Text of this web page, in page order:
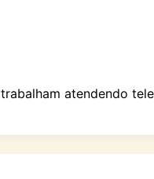
atendendo